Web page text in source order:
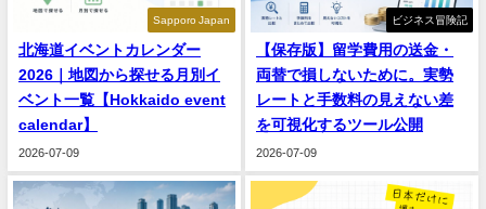
Sapporo Japan
北海道イベントカレンダー
2026｜地図から探せる月別イ
ベント一覧【Hokkaido event
calendar】
2026-07-09
ビジネス冒険記
【保存版】留学費用の送金・
両替で損しないために。実勢
レートと手数料の見えない差
を可視化するツール公開
2026-07-09